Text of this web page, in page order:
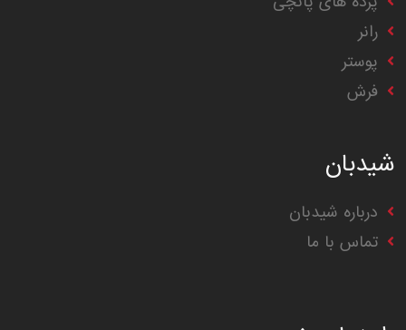
رانر
پوستر
فرش
شیدبان
درباره شیدبان
تماس با ما